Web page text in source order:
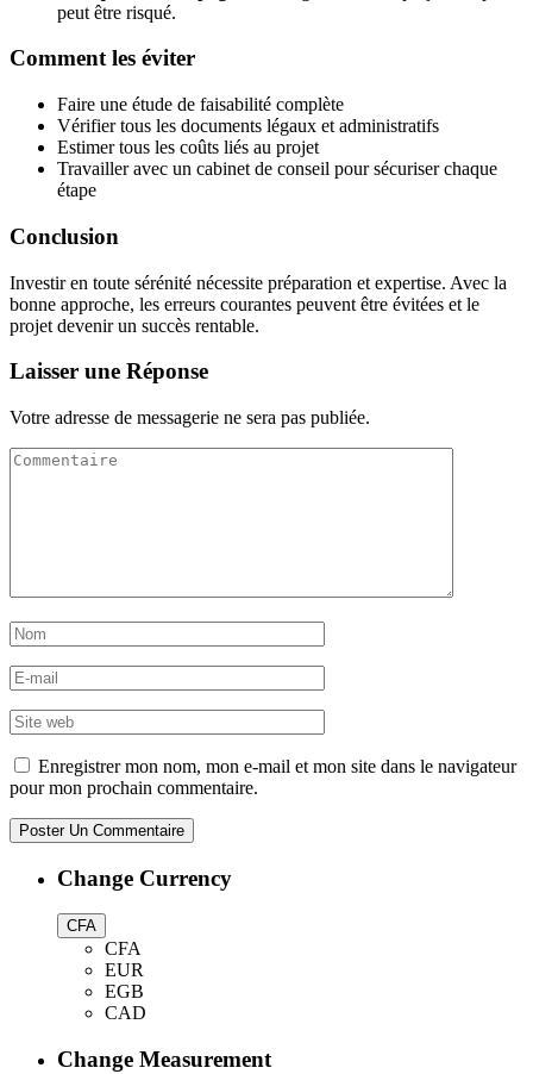
peut être risqué.
Comment les éviter
Faire une étude de faisabilité complète
Vérifier tous les documents légaux et administratifs
Estimer tous les coûts liés au projet
Travailler avec un cabinet de conseil pour sécuriser chaque
étape
Conclusion
Investir en toute sérénité nécessite préparation et expertise. Avec la
bonne approche, les erreurs courantes peuvent être évitées et le
projet devenir un succès rentable.
Laisser une Réponse
Votre adresse de messagerie ne sera pas publiée.
Enregistrer mon nom, mon e-mail et mon site dans le navigateur
pour mon prochain commentaire.
Change Currency
CFA
CFA
EUR
EGB
CAD
Change Measurement